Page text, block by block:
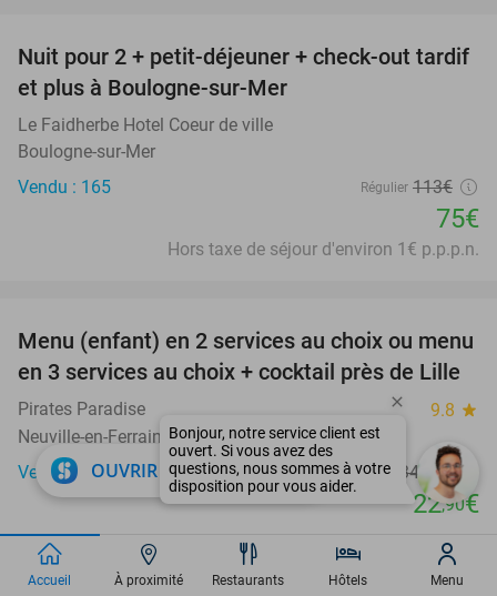
34%
Nuit pour 2 + petit-déjeuner + check-out tardif
et plus à Boulogne-sur-Mer
Le Faidherbe Hotel Coeur de ville
Boulogne-sur-Mer
Vendu : 165
Régulier 113€
75€
Hors taxe de séjour d'environ 1€ p.p.p.n.
34%
Menu (enfant) en 2 services au choix ou menu
en 3 services au choix + cocktail près de Lille
Pirates Paradise 9.8 star
Neuville-en-Ferrain
Vendu : 501
Régulier 34,85€
22,90€
favorite_border
OUVRIR DANS L'APPLI close
Accueil À proximité Restaurants Hôtels Menu
Bonjour, notre service client est
ouvert. Si vous avez des
questions, nous sommes à votre
disposition pour vous aider.